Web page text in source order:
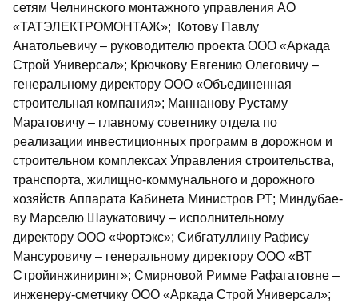
сетям Челнинского монтажного управления АО
«ТАТЭЛЕКТРОМОНТАЖ»; Котову Павлу
Анатольевичу – руководителю проекта ООО «Аркада
Строй Универсал»; Крючкову Евгению Олеговичу –
генеральному директору ООО «Объединенная
строительная компания»; Маннанову Рустаму
Маратовичу – главному советнику отдела по
реализации инвестиционных программ в дорожном и
строительном комплексах Управления строи­тельства,
транспорта, жилищно-коммунального и дорожного
хозяйств Аппарата Кабинета Министров РТ; Миндубае­
ву Марселю Шаукатовичу – исполнительному
директору ООО «Фортэкс»; Сибгатуллину Рафису
Мансуровичу – генеральному директору ООО «ВТ
Стройинжиниринг»; Смирновой Римме Рафагатовне –
инженеру-сметчику ООО «Аркада Строй Универсал»;